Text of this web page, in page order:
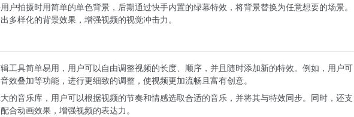
户拍摄时用简单的单色背景，后期通过快手内置的绿幕特效，将背景替换为任意想要的场景。
多样化的背景效果，增强视频的视觉冲击力。
辑工具简单易用，用户可以自由调整视频的长度、顺序，并且随时添加新的特效。例如，用户可
效叠加等功能，进行更细致的调整，使视频更加流畅且富有创意。
大的音乐库，用户可以根据视频的节奏和情感选取合适的音乐，并将其与特效同步。同时，还支
合动画效果，增强视频的表达力。